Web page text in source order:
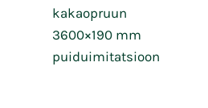
kakaopruun
3600×190 mm
puiduimitatsioon